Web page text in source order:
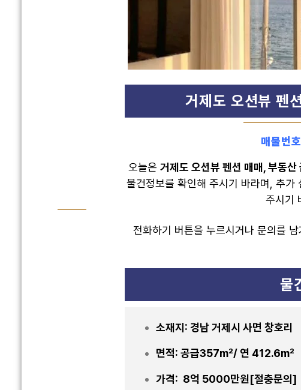
거제도 오션뷰 펜
매물번
오늘은거제도 오션뷰 펜션 매매, 부동산
물건정보를 확인해 주시기 바라며, 추
주시기
전화하기 버튼을 누르시거나 문의를
물
소재지: 경남 거제시 사면 창호리
면적: 공급357m²/ 연 412.6m²
가격: 8억 5000만원[절충문의]